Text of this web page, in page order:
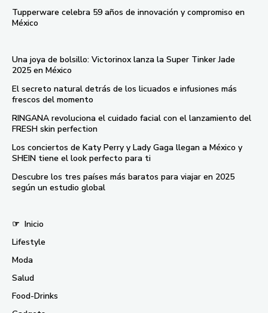
Tupperware celebra 59 años de innovación y compromiso en
México
Una joya de bolsillo: Victorinox lanza la Super Tinker Jade
2025 en México
El secreto natural detrás de los licuados e infusiones más
frescos del momento
RINGANA revoluciona el cuidado facial con el lanzamiento del
FRESH skin perfection
Los conciertos de Katy Perry y Lady Gaga llegan a México y
SHEIN tiene el look perfecto para ti
Descubre los tres países más baratos para viajar en 2025
según un estudio global
☞ Inicio
Lifestyle
Moda
Salud
Food-Drinks